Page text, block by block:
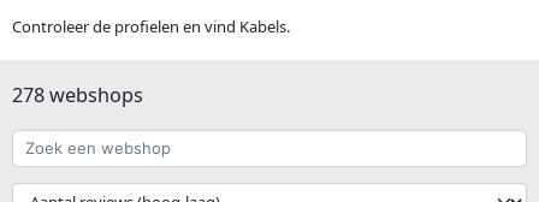
Controleer de profielen en vind Kabels.
278 webshops
Zoek
een
webshop
{{